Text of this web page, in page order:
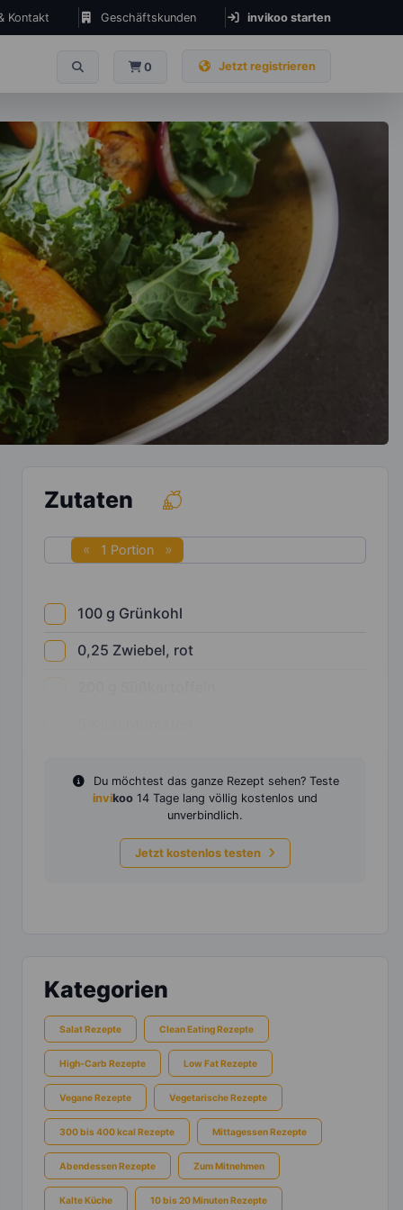
Kontakt Geschäftskunden invikoo starten
0 Jetzt registrieren
Zutaten
1 Portion
100 g Grünkohl
0,25 Zwiebel, rot
Du möchtest das ganze Rezept sehen? Teste
invikoo 14 Tage lang völlig kostenlos und
unverbindlich.
Jetzt kostenlos testen
Kategorien
Salat Rezepte Clean Eating Rezepte
High-Carb Rezepte Low Fat Rezepte
Vegane Rezepte Vegetarische Rezepte
300 bis 400 kcal Rezepte Mittagessen Rezepte
Abendessen Rezepte Zum Mitnehmen
Kalte Küche 10 bis 20 Minuten Rezepte